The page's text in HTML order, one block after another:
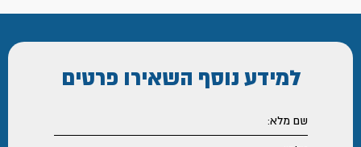
למידע נוסף השאירו פרטים